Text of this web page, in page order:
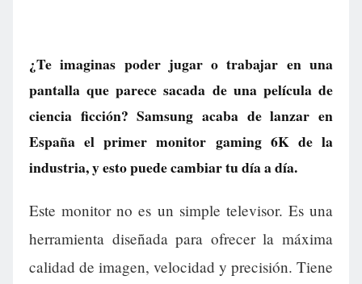
¿Te imaginas poder jugar o trabajar en una
pantalla que parece sacada de una película de
ciencia ficción? Samsung acaba de lanzar en
España el primer monitor gaming 6K de la
industria, y esto puede cambiar tu día a día.
Este monitor no es un simple televisor. Es una
herramienta diseñada para ofrecer la máxima
calidad de imagen, velocidad y precisión. Tiene